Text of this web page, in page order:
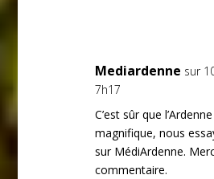
Mediardenne sur
7h17
C’est sûr que
magnifique, nous
sur MédiArdenne.
commentaire.